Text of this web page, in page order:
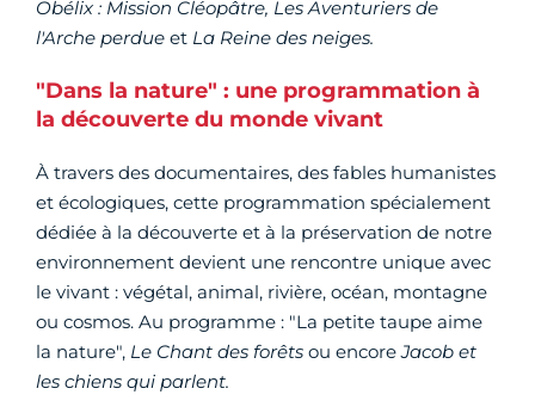
Obélix : Mission Cléopâtre, Les Aventuriers de
l'Arche perdue et La Reine des neiges.
"Dans la nature" : une programmation à
la découverte du monde vivant
À travers des documentaires, des fables humanistes
et écologiques, cette programmation spécialement
dédiée à la découverte et à la préservation de notre
environnement devient une rencontre unique avec
le vivant : végétal, animal, rivière, océan, montagne
ou cosmos. Au programme : "La petite taupe aime
la nature", Le Chant des forêts ou encoreJacob et
les chiens qui parlent.